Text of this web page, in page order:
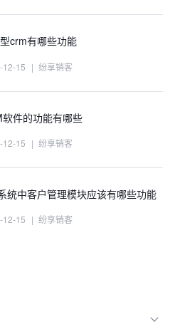
crm有哪些功能
12-15 | 纷享销客
软件的功能有哪些
12-15 | 纷享销客
统中客户管理模块应该有哪些功能
12-15 | 纷享销客